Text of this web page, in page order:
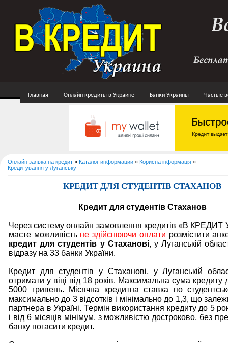
Главная Онлайн кредиты в Украине Банки Украины Частые
Онлайн заявка на кредит » Каталог информации » Корисна інформація »
Кредитування у Луганську
КРЕДИТ ДЛЯ СТУДЕНТІВ СТАХАНОВ
Кредит для студентів Стаханов
Через систему онлайн замовлення кредитів «В
маєте можливість не здійснюючи оплати розмістити
кредит для студентів у Стаханові, у Луганській
відразу на 33 банки України.
Кредит для студентів у Стаханові, у Луганській
отримати у віці від 18 років. Максимальна сума кредиту
5000 гривень. Місячна кредитна ставка по
максимально до 3 відсотків і мінімально до 1,3, що
партнера в Україні. Термін використання кредиту до 5
і від 6 місяців мінімум, з можливістю достроково, без
банку погасити кредит.